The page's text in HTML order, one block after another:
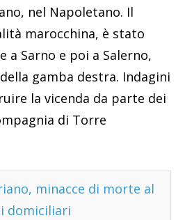
nel Napoletano. Il
marocchina, è stato
a Sarno e poi a Salerno,
gamba destra. Indagini
la vicenda da parte dei
di Torre
minacce di morte al
domiciliari